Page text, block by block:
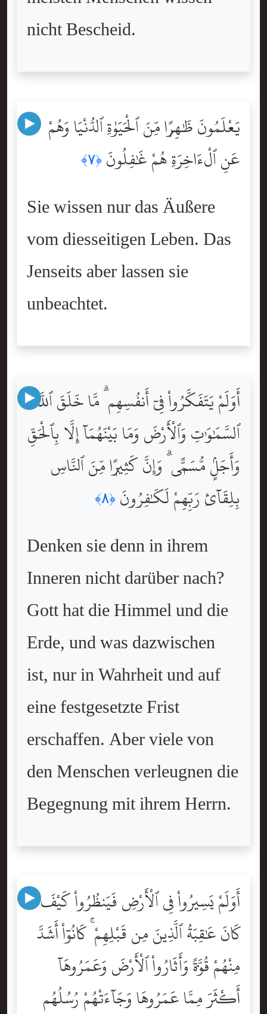
nicht Bescheid.
يَعْلَمُونَ ظَٰهِرًۭا مِّنَ ٱلْحَيَوٰةِ ٱلدُّنْيَا وَهُمْ
عَنِ ٱلْءَاخِرَةِ هُمْ غَٰفِلُونَ ﴿٧﴾
Sie wissen nur das Äußere
vom diesseitigen Leben. Das
Jenseits aber lassen sie
unbeachtet.
أَوَلَمْ يَتَفَكَّرُواْ فِىٓ أَنفُسِهِم ۗ مَّا خَلَقَ ٱللَّهُ
ٱلسَّمَٰوَٰتِ وَٱلْأَرْضَ وَمَا بَيْنَهُمَآ إِلَّا بِٱلْحَقِّ
وَأَجَلٍۢ مُّسَمًّۭى ۗ وَإِنَّ كَثِيرًۭا مِّنَ ٱلنَّاسِ
بِلِقَآئِ رَبِّهِمْ لَكَٰفِرُونَ ﴿٨﴾
Denken sie denn in ihrem
Inneren nicht darüber nach?
Gott hat die Himmel und die
Erde, und was dazwischen
ist, nur in Wahrheit und auf
eine festgesetzte Frist
erschaffen. Aber viele von
den Menschen verleugnen die
Begegnung mit ihrem Herrn.
أَوَلَمْ يَسِيرُواْ فِى ٱلْأَرْضِ فَيَنظُرُواْ كَيْفَ
كَانَ عَٰقِبَةُ ٱلَّذِينَ مِن قَبْلِهِمْ ۚ كَانُوٓاْ أَشَدَّ
مِنْهُمْ قُوَّةًۭ وَأَثَارُواْ ٱلْأَرْضَ وَعَمَرُوهَآ
أَكْثَرَ مِمَّا عَمَرُوهَا وَجَآءَتْهُمْ رُسُلُهُم